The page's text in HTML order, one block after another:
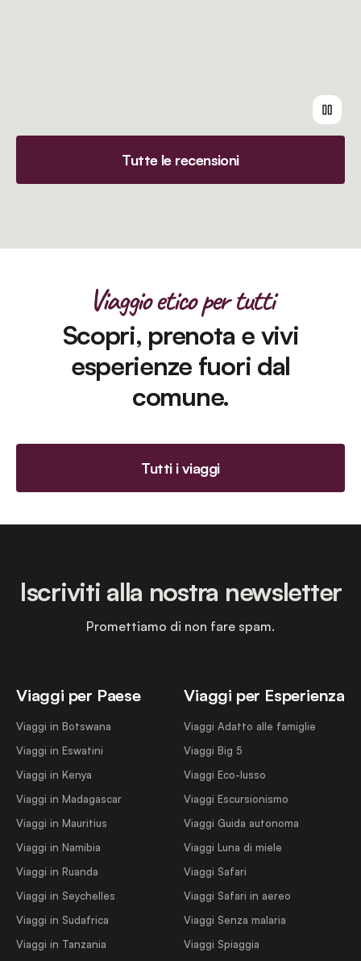
Tutte le recensioni
Viaggio etico per tutti
Scopri, prenota e vivi
esperienze fuori dal
comune.
Tutti i viaggi
Viaggi per Paese
Viaggi in Botswana
Viaggi in Eswatini
Viaggi in Kenya
Viaggi in Madagascar
Viaggi in Mauritius
Viaggi in Namibia
Viaggi in Ruanda
Viaggi in Seychelles
Viaggi in Sudafrica
Viaggi in Tanzania
Viaggi per Esperienza
Viaggi Adatto alle famiglie
Viaggi Big 5
Viaggi Eco-lusso
Viaggi Escursionismo
Viaggi Guida autonoma
Viaggi Luna di miele
Viaggi Safari
Viaggi Safari in aereo
Viaggi Senza malaria
Viaggi Spiaggia
Iscriviti alla nostra newsletter
Promettiamo di non fare spam.